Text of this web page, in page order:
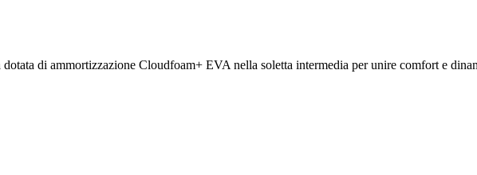
di ammortizzazione Cloudfoam+ EVA nella soletta intermedia per unire comfort e